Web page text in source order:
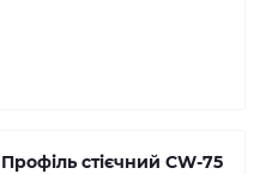
Профіль стієчний CW-75